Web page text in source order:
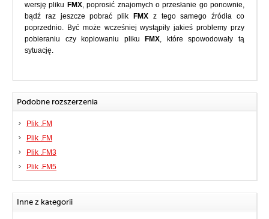
wersję pliku FMX, poprosić znajomych o przesłanie go ponownie,
bądź raz jeszcze pobrać plik
FMX z tego samego źródła co
poprzednio. Być może wcześniej wystąpiły jakieś problemy przy
pobieraniu czy kopiowaniu pliku
FMX, które spowodowały tą
sytuację.
Podobne rozszerzenia
Plik .FM
Plik .FM
Plik .FM3
Plik .FM5
Inne z kategorii